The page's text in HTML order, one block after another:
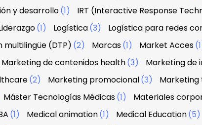
y desarrollo(1) IRT (Interactive Response
(1) Logística(3) Logística para redes
multilingüe (DTP) (2) Marcas(1) Market Acces
Marketing de contenidos health(3) Marketing de
(2) Marketing promocional(3)
Máster Tecnologías Médicas(1) Materiales
(1) Medical animation(1) Medical Education(5)